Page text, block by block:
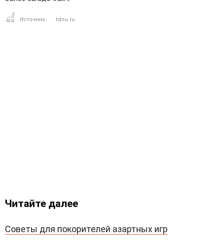
Источник: tdnu.ru
Читайте далее
Советы для покорителей азартных игр